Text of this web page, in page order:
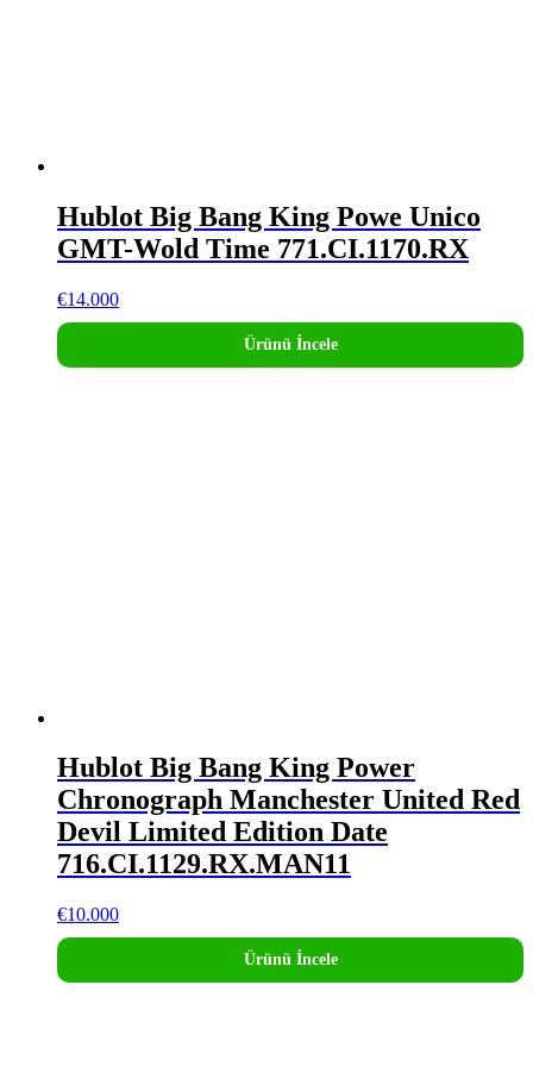
Hublot Big Bang King Powe Unico
GMT-Wold Time 771.CI.1170.RX
€14.000
Ürünü İncele
Hublot Big Bang King Power
Chronograph Manchester United Red
Devil Limited Edition Date
716.CI.1129.RX.MAN11
€10.000
Ürünü İncele